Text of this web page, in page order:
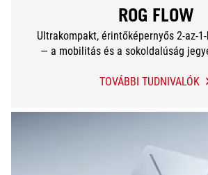
ROG FLOW
Ultrakompakt, érintőképernyős 2-az-
— a mobilitás és a sokoldalúság
TOVÁBBI TUDNIVALÓK
ROG